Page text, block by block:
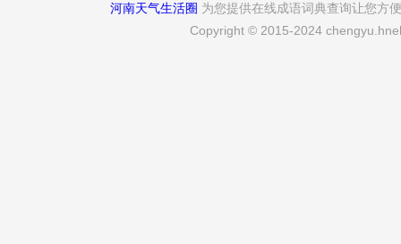
河南天气生活圈 为您提供在线成语词典查询让您方
Copyright © 2015-2024